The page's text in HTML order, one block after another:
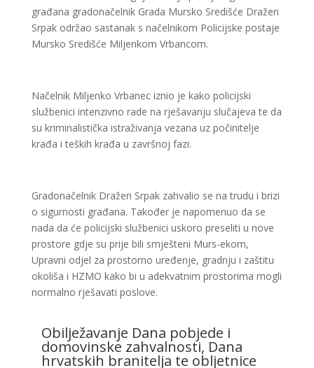
građana gradonačelnik Grada Mursko Središće Dražen
Srpak održao sastanak s načelnikom Policijske postaje
Mursko Središće Miljenkom Vrbancom.
Načelnik Miljenko Vrbanec iznio je kako policijski
službenici intenzivno rade na rješavanju slučajeva te da
su kriminalistička istraživanja vezana uz počinitelje
krađa i teških krađa u završnoj fazi.
Gradonačelnik Dražen Srpak zahvalio se na trudu i brizi
o sigurnosti građana. Također je napomenuo da se
nada da će policijski službenici uskoro preseliti u nove
prostore gdje su prije bili smješteni Murs-ekom,
Upravni odjel za prostorno uređenje, gradnju i zaštitu
okoliša i HZMO kako bi u adekvatnim prostorima mogli
normalno rješavati poslove.
Obilježavanje Dana pobjede i
domovinske zahvalnosti, Dana
hrvatskih branitelja te obljetnice